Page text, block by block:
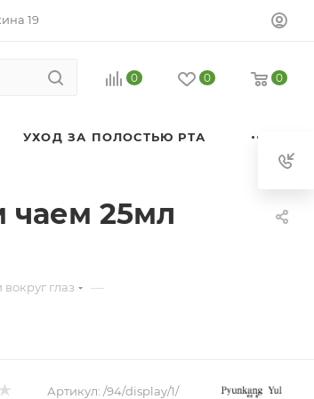
19
0 0 0
УХОД ЗА ПОЛОСТЬЮ РТА
чаем 25мл
глаз —
Артикул: /94/display/1/